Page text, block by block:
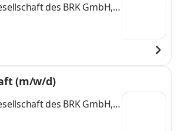
des BRK GmbH,
Olching
(m/w/d)
des BRK GmbH,
Olching